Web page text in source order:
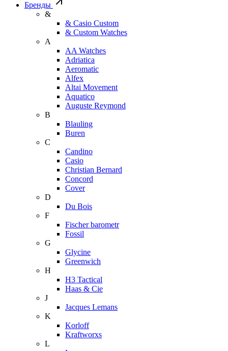
Бренды
&
& Casio Custom
& Custom Watches
A
AA Watches
Adriatica
Aeromatic
Alfex
Altai Movement
Aquatico
Auguste Reymond
B
Blauling
Buren
C
Candino
Casio
Christian Bernard
Concord
Cover
D
Du Bois
F
Fischer barometr
Fossil
G
Glycine
Greenwich
H
H3 Tactical
Haas & Cie
J
Jacques Lemans
K
Korloff
Kraftworxs
L